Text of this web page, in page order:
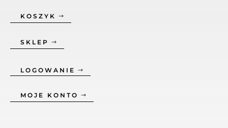
KOSZYK
SKLEP
LOGOWANIE
MOJE KONTO